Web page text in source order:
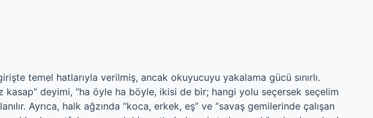
temel hatlarıyla verilmiş, ancak okuyucuyu yakalama gücü sınırlı.
kasap” deyimi, “ha öyle ha böyle, ikisi de bir; hangi yolu seçersek seçelim
Ayrıca, halk ağzında “koca, erkek, eş” ve “savaş gemilerinde çalışan